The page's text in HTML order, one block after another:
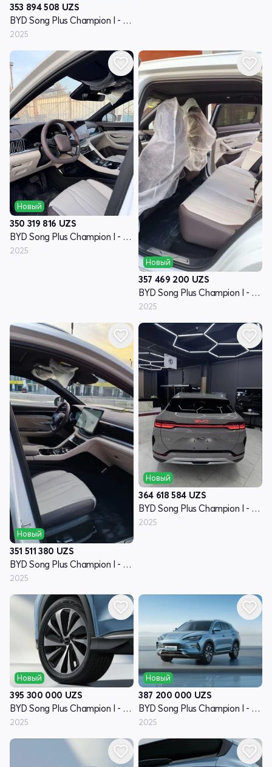
353 894 508 UZS
BYD Song Plus Champion I - поколение
2025
Новый
350 319 816 UZS
BYD Song Plus Champion I - поколение
2025
Новый
357 469 200 UZS
BYD Song Plus Champion I - поколение
2025
Новый
351 511 380 UZS
BYD Song Plus Champion I - поколение
2025
Новый
364 618 584 UZS
BYD Song Plus Champion I - поколение
2025
Новый
395 300 000 UZS
BYD Song Plus Champion I - поколение
2025
Новый
387 200 000 UZS
BYD Song Plus Champion I - поколение
2025